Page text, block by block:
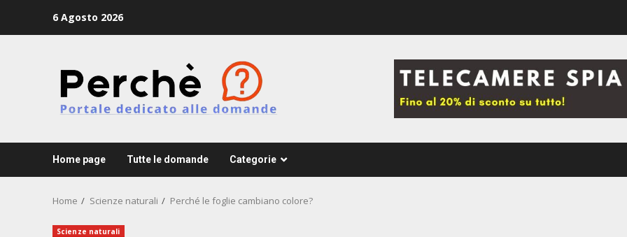
6 Agosto 2026
Home page Tutte le domande Categorie
Home Scienze naturali Perché le foglie cambiano colore?
Scienze naturali